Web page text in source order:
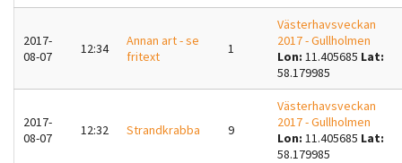
2017-
08-07
12:34
Annan art - se
fritext
1
Västerhavsveckan
2017 - Gullholmen
Lon: 11.405685 Lat:
58.179985
2017-
08-07
12:32 Strandkrabba 9
Västerhavsveckan
2017 - Gullholmen
Lon: 11.405685 Lat:
58.179985